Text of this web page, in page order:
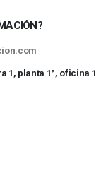
1, planta 1ª, oficina 1